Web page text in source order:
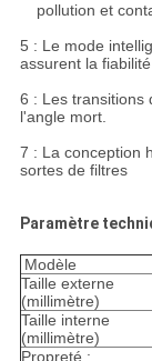
pollution et
5 : Le mode
assurent la
6 : Les transitions
l'angle mort.
7 : La conception
sortes de filtres
Paramètre
Modèle
Taille externe
(millimètre)
Taille interne
(millimètre)
Propreté :